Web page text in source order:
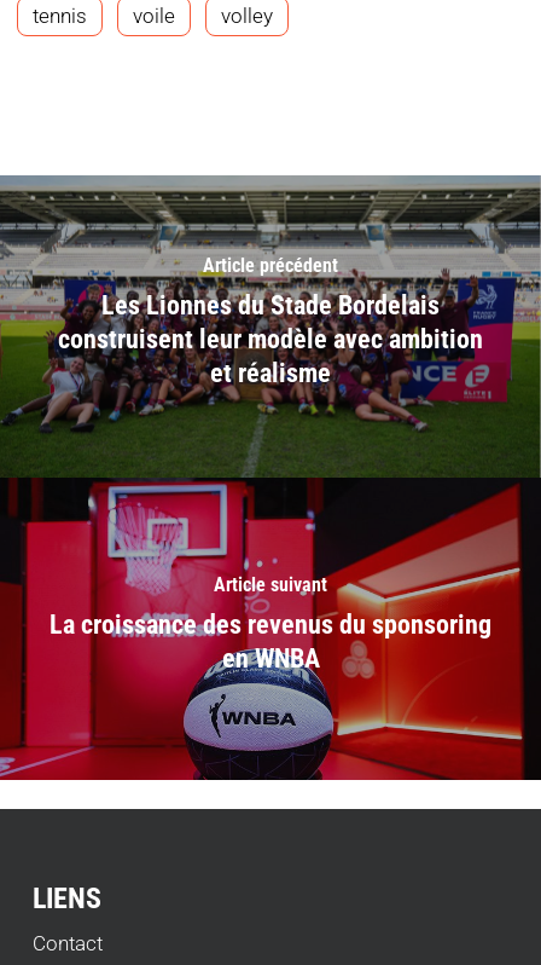
tennis voile volley
Article précédent
Les Lionnes du Stade Bordelais
construisent leur modèle avec ambition
et réalisme
Article suivant
La croissance des revenus du sponsoring
en WNBA
LIENS
Contact